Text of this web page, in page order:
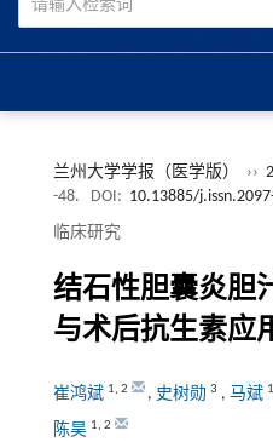
兰州大学学报（医学版） ››
-48.
DOI: 10.13885/
临床研究
结石性胆囊炎胆
与术后抗生素应
崔鸿斌 1, 2 , 史树勋 3 , 马斌 1
陈昊 1, 2